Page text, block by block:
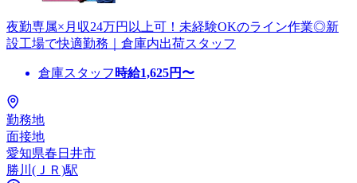
夜勤専属×月収24万円以上可！未経験OKのライン作業◎新
設工場で快適勤務｜倉庫内出荷スタッフ
倉庫スタッフ 時給1,625円〜
勤務地
面接地
愛知県春日井市
勝川(ＪＲ)駅